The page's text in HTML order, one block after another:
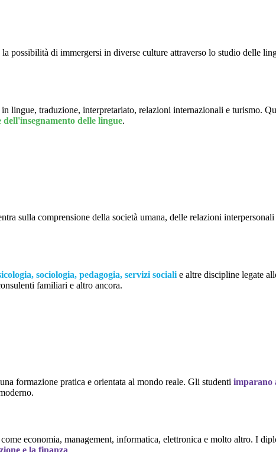
di immergersi in diverse culture attraverso lo studio delle
lingue, traduzione, interpretariato, relazioni internazionali e turismo.
delle lingue.
sulla comprensione della società umana, delle relazioni
sociologia, pedagogia, servizi sociali e altre discipline legate
familiari e altro ancora.
formazione pratica e orientata al mondo reale. Gli studenti imparano
economia, management, informatica, elettronica e molto altro. I
e la finanza